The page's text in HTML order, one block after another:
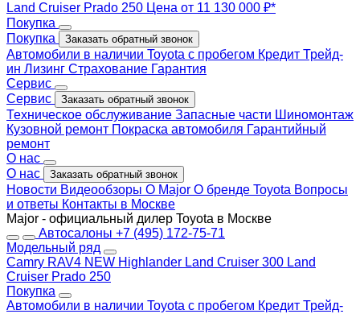
Land Cruiser Prado 250 Цена от 11 130 000 ₽*
Покупка
Покупка
Заказать обратный звонок
Автомобили в наличии Toyota с пробегом Кредит Трейд-
ин Лизинг Страхование Гарантия
Сервис
Сервис
Заказать обратный звонок
Техническое обслуживание Запасные части Шиномонтаж
Кузовной ремонт Покраска автомобиля Гарантийный
ремонт
О нас
О нас
Заказать обратный звонок
Новости Видеообзоры О Major О бренде Toyota Вопросы
и ответы Контакты в Москве
Major - официальный дилер Toyota в Москве
Автосалоны +7 (495) 172-75-71
Модельный ряд
Camry RAV4 NEW Highlander Land Cruiser 300 Land
Cruiser Prado 250
Покупка
Автомобили в наличии Toyota с пробегом Кредит Трейд-